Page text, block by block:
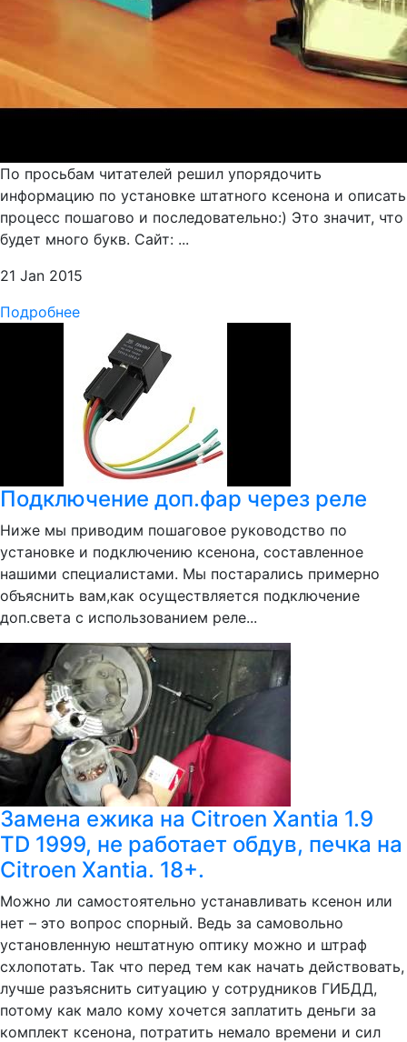
По просьбам читателей решил упорядочить
информацию по установке штатного ксенона и описать
процесс пошагово и последовательно:) Это значит, что
будет много букв. Сайт: ...
21 Jan 2015
Подробнее
Подключение доп.фар через реле
Ниже мы приводим пошаговое руководство по
установке и подключению ксенона, составленное
нашими специалистами. Мы постарались примерно
объяснить вам,как осуществляется подключение
доп.света с использованием реле...
Замена ежика на Citroen Xantia 1.9
TD 1999, не работает обдув, печка на
Citroen Xantia. 18+.
Можно ли самостоятельно устанавливать ксенон или
нет – это вопрос спорный. Ведь за самовольно
установленную нештатную оптику можно и штраф
схлопотать. Так что перед тем как начать действовать,
лучше разъяснить ситуацию у сотрудников ГИБДД,
потому как мало кому хочется заплатить деньги за
комплект ксенона, потратить немало времени и сил